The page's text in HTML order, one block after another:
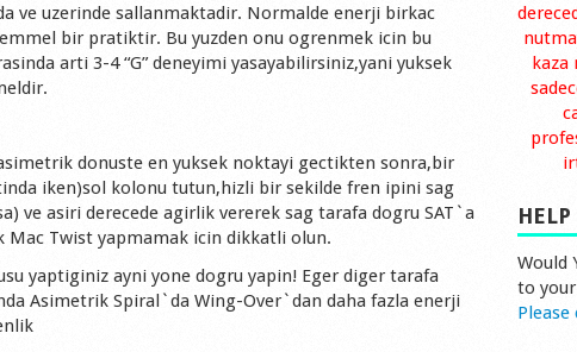
ve uzerinde sallanmaktadir. Normalde enerji birkac
bir pratiktir. Bu yuzden onu ogrenmek icin bu
arti 3-4 “G” deneyimi yasayabilirsiniz,yani yuksek
donuste en yuksek noktayi gectikten sonra,bir
iken)sol kolonu tutun,hizli bir sekilde fren ipini sag
ve asiri derecede agirlik vererek sag tarafa dogru SAT`a
Twist yapmamak icin dikkatli olun.
yaptiginiz ayni yone dogru yapin! Eger diger tarafa
Asimetrik Spiral`da Wing-Over`dan daha fazla enerji
kaza
HELP
Would
to